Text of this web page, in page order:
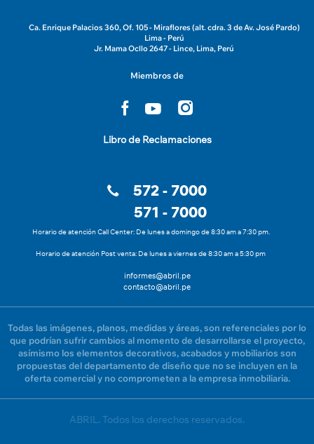
Ca. Enrique Palacios 360, Of. 105 - Miraflores (alt. cdra. 3 de Av. José Pardo)
Lima - Perú
Jr. Mama Ocllo 2647 - Lince, Lima, Perú
Miembros de
Libro de Reclamaciones
572 - 7000
571 - 7000
Horario de atención Call Center: De lunes a domingo de 8:30 am a 7:30 pm.
Horario de atención Post venta: De lunes a viernes de 8:30 am a 5:30 pm
informes@abril.pe
contacto@abril.pe
Todas las imágenes, planos, medidas y áreas, son referenciales por lo
que podrían sufrir cambios al momento de desarrollarse el proyecto,
asímismo los elementos decorativos, acabados y mobiliarios son
propuestas del departamento de diseño que no se incluyen en la
oferta comercial y no comprometen a la empresa inmobiliaria.
ABRIL. Todos los derechos reservados.